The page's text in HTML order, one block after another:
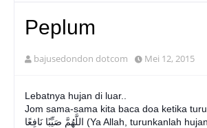
Peplum
bajusedondon dotcom Mei 12, 2015
Lebatnya hujan di luar..
Jom sama-sama kita baca doa ketika
اللَّهُمَّ صَيِّبًا نَافِعًا (Ya Allah, turunkanlah hujan yang memberi